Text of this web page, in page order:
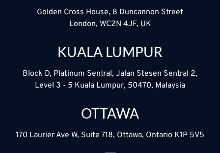
Golden Cross House, 8 Duncannon Street
London, WC2N 4JF, UK
KUALA LUMPUR
Block D, Platinum Sentral, Jalan Stesen Sentral 2,
Level 3 - 5 Kuala Lumpur, 50470, Malaysia
OTTAWA
170 Laurier Ave W, Suite 718, Ottawa, Ontario K1P 5V5